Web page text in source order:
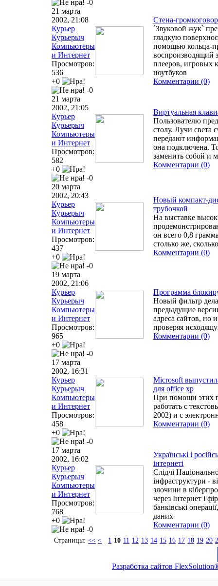
-0
21 марта
2002, 21:08
Курьер
Курьерыч
Компьютеры
и Интернет
Просмотров:
536
+0
-0
Стена-
`Звуковой жук`
гладкую
помощью кольца-
воспроизводящий
плееров, игровых
ноутбуков
Комментарии (0)
21 марта
2002, 21:05
Курьер
Курьерыч
Компьютеры
и Интернет
Просмотров:
582
+0
-0
Виртуальная
Пользователю
столу. Лучи света
передают
она подключена.
заменить собой и
Комментарии (0)
20 марта
2002, 20:43
Курьер
Курьерыч
Компьютеры
и Интернет
Просмотров:
437
+0
-0
Новый компакт-
трубочкой
На выставке
он всего 0,8
столько же,
Комментарии (0)
19 марта
2002, 21:06
Курьер
Курьерыч
Компьютеры
и Интернет
Просмотров:
965
+0
-0
Программа
Новый фильтр
предыдущие
адреса сайтов, но
проверяя
Комментарии (0)
17 марта
2002, 16:31
Курьер
Курьерыч
Компьютеры
и Интернет
Просмотров:
458
+0
-0
Microsoft
для оffice xp
При помощи этих
работать с
2002) и с
Комментарии (0)
17 марта
2002, 16:02
Курьер
Курьерыч
Компьютеры
и Интернет
Просмотров:
768
+0
-0
Українські і
інтернеті
Слідчі
інфраструктури -
злочини в
через Інтернет і
банківські
даних
Комментарии (0)
Страницы: << < 1 10 11 12 13 14 15 16 17 18 19 20
Разработка сайтов